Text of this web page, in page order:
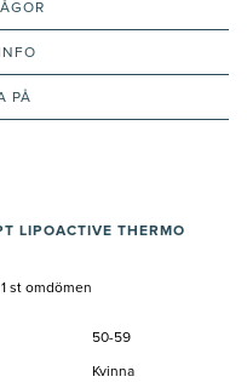
PÅ
LIPOACTIVE THERMO
1 st omdömen
50-59
Kvinna